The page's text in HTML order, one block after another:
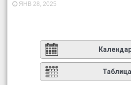
ЯНВ 28, 2025
Таблица